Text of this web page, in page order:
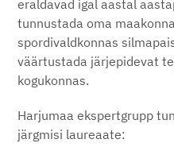
eraldavad igal aastal
tunnustada oma
spordivaldkonnas
väärtustada järjepidevat
kogukonnas.
Harjumaa ekspertgrupp
järgmisi laureaate: